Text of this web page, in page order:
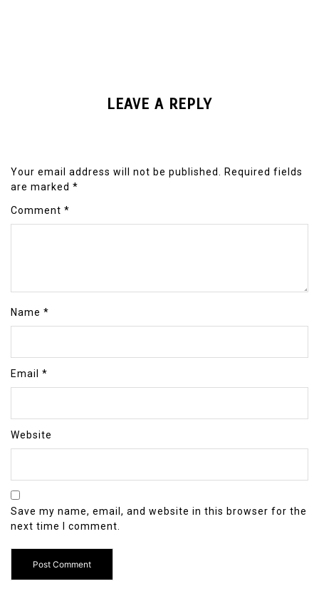
LEAVE A REPLY
Your email address will not be published.
Required fields
are marked *
Comment *
Name *
Email *
Website
Save my name, email, and website in this browser for the
next time I comment.